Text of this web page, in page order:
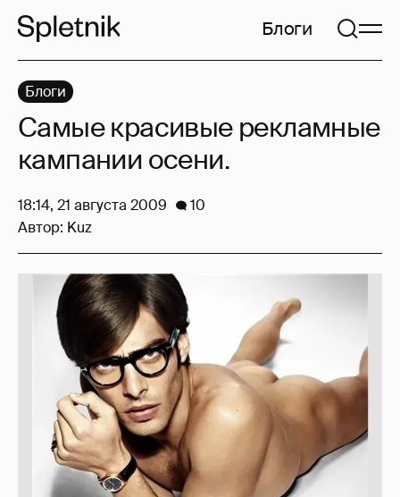
Блоги
Блоги
Самые красивые рекламные
кампании осени.
18:14, 21 августа 2009
10
Автор: Kuz